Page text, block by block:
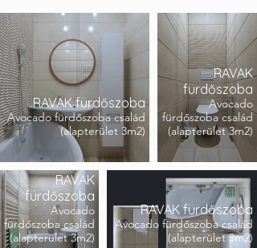
RAVAK fürdőszoba
Avocado fürdőszoba család
(alapterület 3m2)
RAVAK
fürdőszoba
Avocado
fürdőszoba család
(alapterület 3m2)
RAVAK
fürdőszoba
Avocado
fürdőszoba család
(alapterület 3m2)
RAVAK fürdőszoba
Avocado fürdőszoba család
(alapterület 3m2)